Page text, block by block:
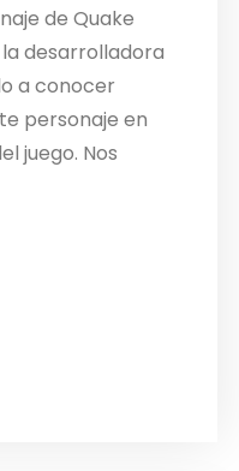
de Quake
desarrolladora
a conocer
personaje en
juego. Nos
Clutch en un
de Quake
pasada y